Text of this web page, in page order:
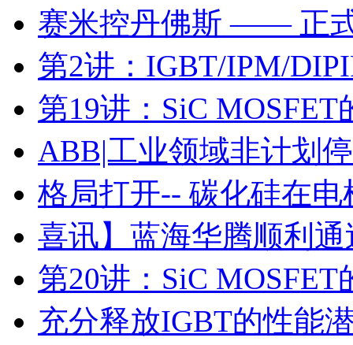
赛米控丹佛斯 —— 正
第2讲：IGBT/IPM/
第19讲：SiC
ABB|工业领域非计划
格局打开-- 碳化硅在
喜讯】蓝海华腾顺利通
第20讲：SiC
充分释放IGBT的性能